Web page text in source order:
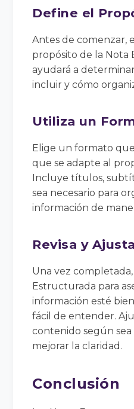
Define el
Antes de comenzar,
propósito de la Nota
ayudará a
incluir y cómo
Utiliza un
Elige un formato
que se adapte al
Incluye títulos,
sea necesario para
información de
Revisa y Ajusta
Una vez
Estructurada para
información esté
fácil de entender.
contenido según sea
mejorar la claridad.
Conclusión